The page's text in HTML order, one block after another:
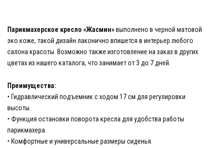
Парикмахерское кресло «Жасмин»выполнено в черной матовой
эко коже, такой дизайн лаконично впишется в интерьер любого
салона красоты. Возможно также изготовление на заказ в других
цветах из нашего каталога, что занимает от 3 до 7 дней.
Преимущества:
• Гидравлический подъемник с ходом 17 см для регулировки
высоты.
• Функция остановки поворота кресла для удобства работы
парикмахера.
• Комфортные и универсальные размеры сиденья.